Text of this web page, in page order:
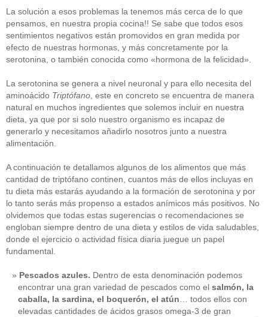
La solución a esos problemas la tenemos más cerca de lo que
pensamos, en nuestra propia cocina!! Se sabe que todos esos
sentimientos negativos están promovidos en gran medida por
efecto de nuestras hormonas, y más concretamente por la
serotonina, o también conocida como «hormona de la felicidad».
La serotonina se genera a nivel neuronal y para ello necesita del
aminoácido Triptófano, este en concreto se encuentra de manera
natural en muchos ingredientes que solemos incluir en nuestra
dieta, ya que por si solo nuestro organismo es incapaz de
generarlo y necesitamos añadirlo nosotros junto a nuestra
alimentación.
A continuación te detallamos algunos de los alimentos que más
cantidad de triptófano continen, cuantos más de ellos incluyas en
tu dieta más estarás ayudando a la formación de serotonina y por
lo tanto serás más propenso a estados anímicos más positivos. No
olvidemos que todas estas sugerencias o recomendaciones se
engloban siempre dentro de una dieta y estilos de vida saludables,
donde el ejercicio o actividad física diaria juegue un papel
fundamental.
Pescados azules. Dentro de esta denominación podemos
encontrar una gran variedad de pescados como el salmón, la
caballa, la sardina, el boquerón, el atún… todos ellos con
elevadas cantidades de ácidos grasos omega-3 de gran